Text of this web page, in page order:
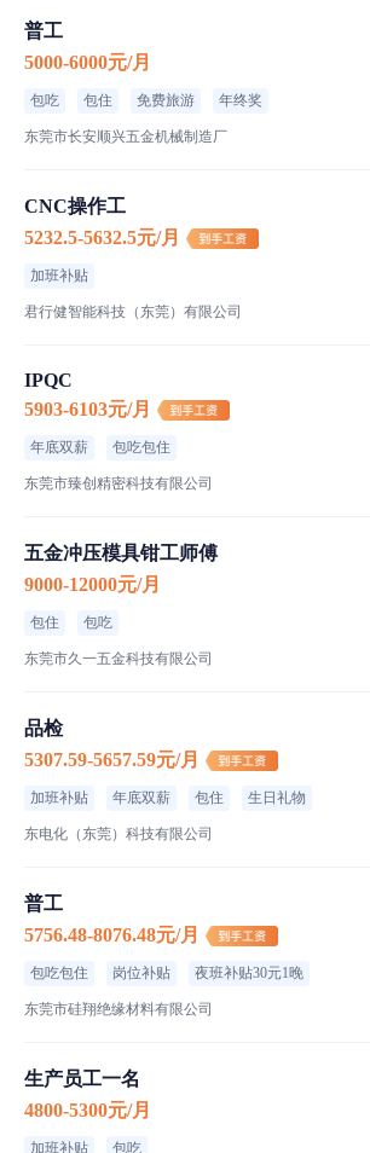
普工
5000-6000元/月
包吃 包住 免费旅游 年终奖
东莞市长安顺兴五金机械制造厂
CNC操作工
5232.5-5632.5元/月
加班补贴
君行健智能科技（东莞）有限公司
IPQC
5903-6103元/月
年底双薪 包吃包住
东莞市臻创精密科技有限公司
五金冲压模具钳工师傅
9000-12000元/月
包住 包吃
东莞市久一五金科技有限公司
品检
5307.59-5657.59元/月
加班补贴 年底双薪 包住 生日礼物
东电化（东莞）科技有限公司
普工
5756.48-8076.48元/月
包吃包住 岗位补贴 夜班补贴30元1晚
东莞市硅翔绝缘材料有限公司
生产员工一名
4800-5300元/月
加班补贴 包吃